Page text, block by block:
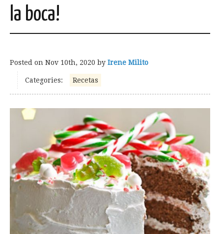
la boca!
Posted on Nov 10th, 2020 by Irene Milito
Categories: Recetas